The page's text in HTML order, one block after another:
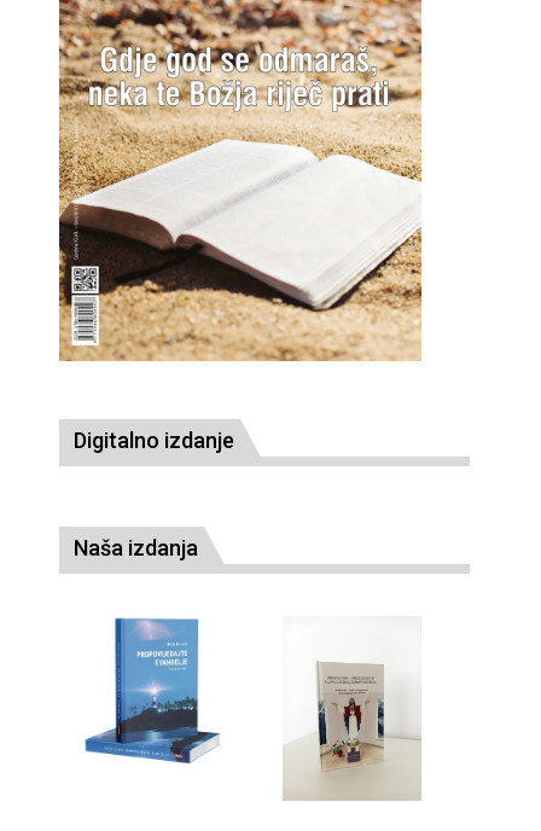
Digitalno izdanje
Naša izdanja